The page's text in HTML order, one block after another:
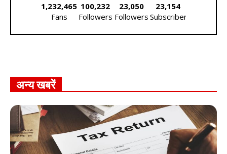
1,232,465
Fans
100,232
Followers
23,050
Followers
23,154
Subscribers
अन्य खबरें